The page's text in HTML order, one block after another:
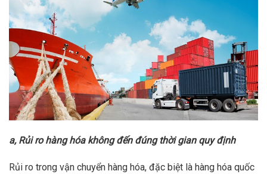
a, Rủi ro hàng hóa không đến đúng thời gian quy định
Rủi ro trong vận chuyển hàng hóa, đặc biệt là hàng hóa quốc